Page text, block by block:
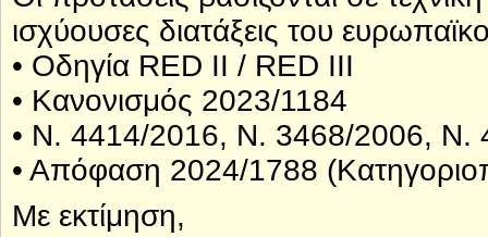
ισχύουσες διατάξεις του
• Οδηγία RED II / RED III
• Κανονισμός 2023/1184
• Ν. 4414/2016, Ν. 3468/2006, Ν.
• Απόφαση 2024/1788
Με εκτίμηση,